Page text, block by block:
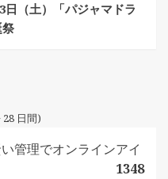
日（土）「パジャマドラ
日間)
管理でオンラインアイ
1348